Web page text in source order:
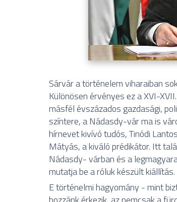
Sárvár a történelem viharaiban
Különösen érvényes ez a XVI-
másfél évszázados gazdasági,
színtere, a Nádasdy-vár ma is
hírnevet kivívó tudós, Tinódi
Mátyás, a kiváló prédikátor. Itt
Nádasdy- várban és a
mutatja be a róluk készült kiállítás.
E történelmi hagyomány - mint